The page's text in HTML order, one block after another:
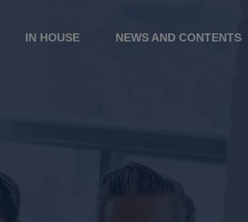
IN HOUSE NEWS AND CONTENTS